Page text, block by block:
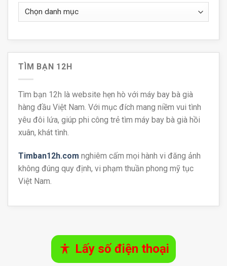
Danh
TÌM BẠN 12H
Tìm bạn 12h là website hẹn hò với máy bay bà già
hàng đầu Việt Nam. Với mục đích mang niềm vui tình
yêu đôi lứa, giúp phi công trẻ tìm máy bay bà già hồi
xuân, khát tình.
Timban12h.com nghiêm cấm mọi hành vi đăng ảnh
không đúng quy định, vi phạm thuần phong mỹ tục
Việt Nam.
Lấy số điện thoại